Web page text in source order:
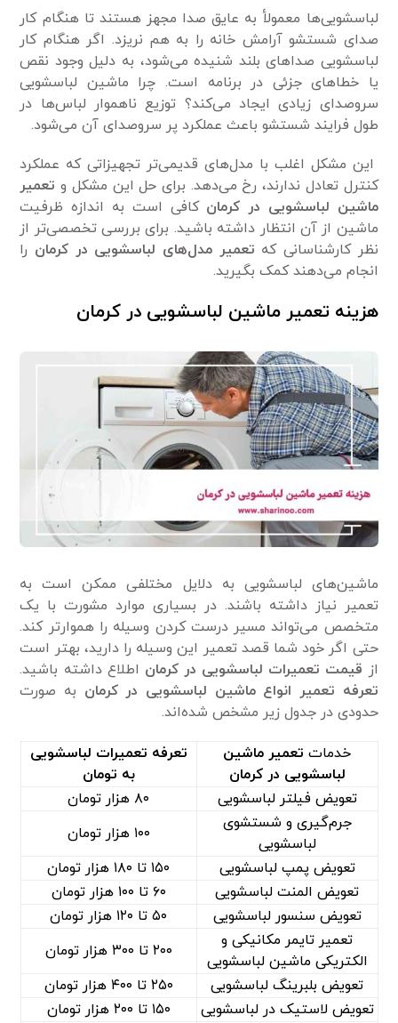
لباسشویی‌ها معمولأ به عایق صدا مجهز هستند تا هنگام کار
صدای شستشو آرامش خانه را به هم نریزد. اگر هنگام کار
لباسشویی صداهای بلند شنیده می‌شود، به دلیل وجود نقص
یا خطاهای جزئی در برنامه است. چرا ماشین لباسشویی
سروصدای زیادی ایجاد می‌کند؟ توزیع ناهموار لباس‌ها در
طول فرایند شستشو باعث عملکرد پر سروصدای آن می‌شود.
این مشکل اغلب با مدل‌های قدیمی‌تر تجهیزاتی که عملکرد
کنترل تعادل ندارند، رخ می‌دهد. برای حل این مشکل و تعمیر
ماشین لباسشویی در کرمان کافی است به اندازه ظرفیت
ماشین از آن انتظار داشته باشید. برای بررسی تخصصی‌تر از
نظر کارشناسانی که تعمیر مدل‌های لباسشویی در کرمان را
انجام می‌دهند کمک بگیرید.
هزینه تعمیر ماشین لباسشویی در کرمان
ماشین‌های لباسشویی به دلایل مختلفی ممکن است به
تعمیر نیاز داشته باشند. در بسیاری موارد مشورت با یک
متخصص می‌تواند مسیر درست کردن وسیله را هموارتر کند.
حتی اگر خود شما قصد تعمیر این وسیله را دارید، بهتر است
از قیمت تعمیرات لباسشویی در کرمان اطلاع داشته باشید.
تعرفه تعمیر انواع ماشین لباسشویی در کرمان به صورت
حدودی در جدول زیر مشخص شده‌اند.
خدمات تعمیر ماشین
لباسشویی در کرمان
تعرفه تعمیرات لباسشویی
به تومان
تعویض فیلتر لباسشویی
۸۰ هزار تومان
جرم‌گیری و شستشوی
لباسشویی
۱۰۰ هزار تومان
تعویض پمپ لباسشویی
۱۵۰ تا ۱۸۰ هزار تومان
تعویض المنت لباسشویی
۶۰ تا ۱۰۰ هزار تومان
تعویض سنسور لباسشویی
۵۰ تا ۱۲۰ هزار تومان
تعمیر تایمر مکانیکی و
الکتریکی ماشین لباسشویی
۲۰۰ تا ۳۰۰ هزار تومان
تعویض بلبرینگ لباسشویی
۲۵۰ تا ۴۰۰ هزار تومان
تعویض لاستیک در لباسشویی
۱۵۰ تا ۲۰۰ هزار تومان